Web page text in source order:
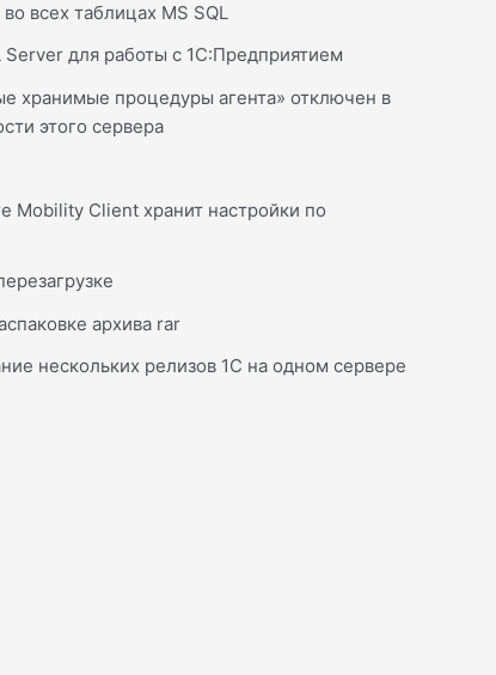
всех таблицах MS SQL
для работы с 1С:Предприятием
хранимые процедуры агента» отключен в
этого сервера
Mobility Client хранит настройки по
архива rar
нескольких релизов 1С на одном сервере